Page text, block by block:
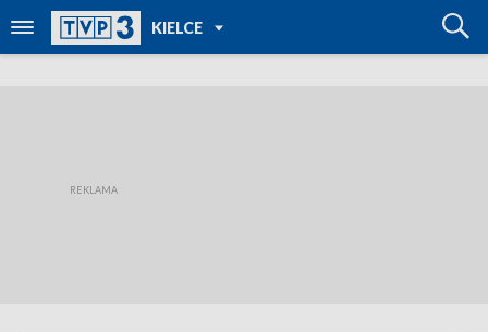
KIELCE
TVP REGIONY